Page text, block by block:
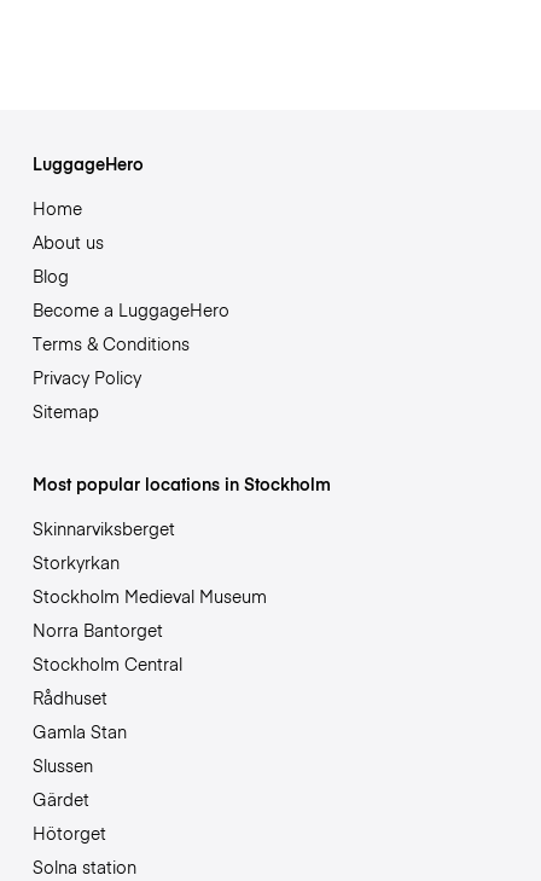
LuggageHero
Home
About us
Blog
Become a LuggageHero
Terms & Conditions
Privacy Policy
Sitemap
Most popular locations in Stockholm
Skinnarviksberget
Storkyrkan
Stockholm Medieval Museum
Norra Bantorget
Stockholm Central
Rådhuset
Gamla Stan
Slussen
Gärdet
Hötorget
Solna station